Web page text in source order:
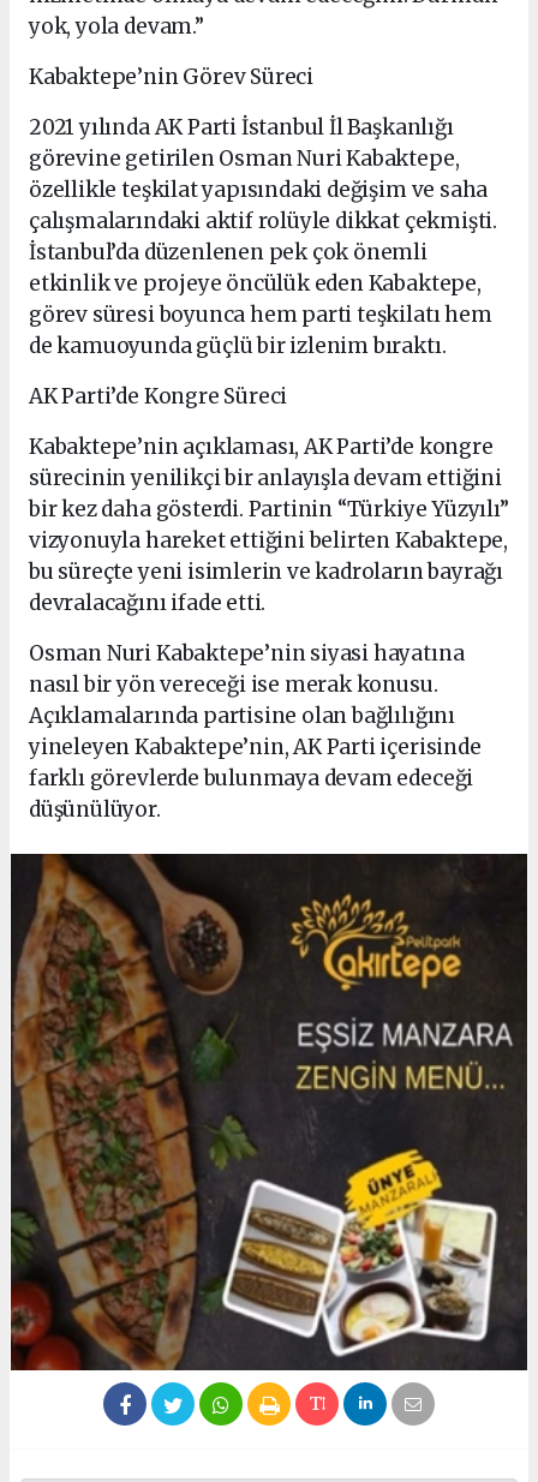
yok, yola devam.”
Kabaktepe’nin Görev Süreci
2021 yılında AK Parti İstanbul İl Başkanlığı
görevine getirilen Osman Nuri Kabaktepe,
özellikle teşkilat yapısındaki değişim ve saha
çalışmalarındaki aktif rolüyle dikkat çekmişti.
İstanbul’da düzenlenen pek çok önemli
etkinlik ve projeye öncülük eden Kabaktepe,
görev süresi boyunca hem parti teşkilatı hem
de kamuoyunda güçlü bir izlenim bıraktı.
AK Parti’de Kongre Süreci
Kabaktepe’nin açıklaması, AK Parti’de kongre
sürecinin yenilikçi bir anlayışla devam ettiğini
bir kez daha gösterdi. Partinin “Türkiye Yüzyılı”
vizyonuyla hareket ettiğini belirten Kabaktepe,
bu süreçte yeni isimlerin ve kadroların bayrağı
devralacağını ifade etti.
Osman Nuri Kabaktepe’nin siyasi hayatına
nasıl bir yön vereceği ise merak konusu.
Açıklamalarında partisine olan bağlılığını
yineleyen Kabaktepe’nin, AK Parti içerisinde
farklı görevlerde bulunmaya devam edeceği
düşünülüyor.